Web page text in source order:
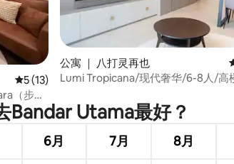
平均评分 5 分（满分 5 分），共 13 条评价
5 (13)
（步行
公寓 ｜ 八打灵再也
Lumi Tropicana/现代奢华/6-8人/高
Bandar Utama最好？
6月 7月 8月